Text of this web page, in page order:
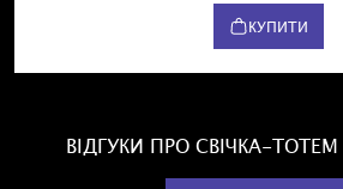
КУПИТИ
ВІДГУКИ ПРО СВІЧКА-ТОТЕМ